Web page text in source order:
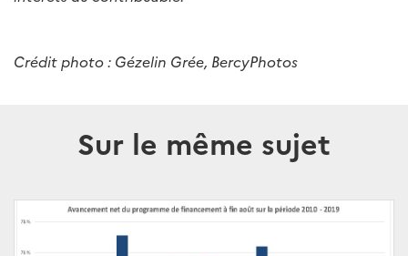
Crédit photo : Gézelin Grée, BercyPhotos
Sur le même sujet